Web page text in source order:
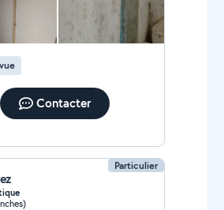
Contacter
Particulier